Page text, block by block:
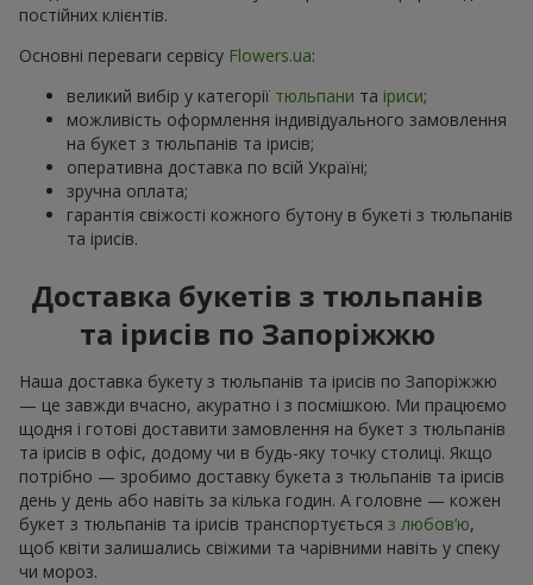
постійних клієнтів.
Основні переваги сервісу Flowers.ua:
великий вибір у категорії тюльпани та іриси;
можливість оформлення індивідуального замовлення
на букет з тюльпанів та ірисів;
оперативна доставка по всій Україні;
зручна оплата;
гарантія свіжості кожного бутону в букеті з тюльпанів
та ірисів.
Доставка букетів з тюльпанів
та ірисів по Запоріжжю
Наша доставка букету з тюльпанів та ірисів по Запоріжжю
— це завжди вчасно, акуратно і з посмішкою. Ми працюємо
щодня і готові доставити замовлення на букет з тюльпанів
та ірисів в офіс, додому чи в будь-яку точку столиці. Якщо
потрібно — зробимо доставку букета з тюльпанів та ірисів
день у день або навіть за кілька годин. А головне — кожен
букет з тюльпанів та ірисів транспортується з любов’ю,
щоб квіти залишались свіжими та чарівними навіть у спеку
чи мороз.